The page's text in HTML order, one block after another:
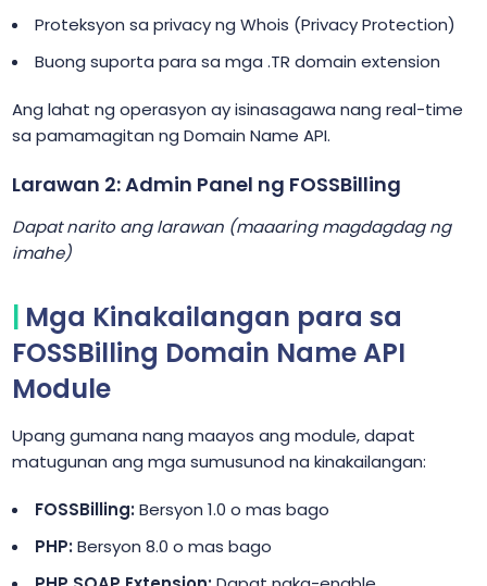
Proteksyon sa privacy ng Whois (Privacy Protection)
Buong suporta para sa mga .TR domain extension
Ang lahat ng operasyon ay isinasagawa nang real-time
sa pamamagitan ng Domain Name API.
Larawan 2: Admin Panel ng FOSSBilling
Dapat narito ang larawan (maaaring magdagdag ng
imahe)
Mga Kinakailangan para sa
FOSSBilling Domain Name API
Module
Upang gumana nang maayos ang module, dapat
matugunan ang mga sumusunod na kinakailangan:
FOSSBilling:Bersyon 1.0 o mas bago
PHP:Bersyon 8.0 o mas bago